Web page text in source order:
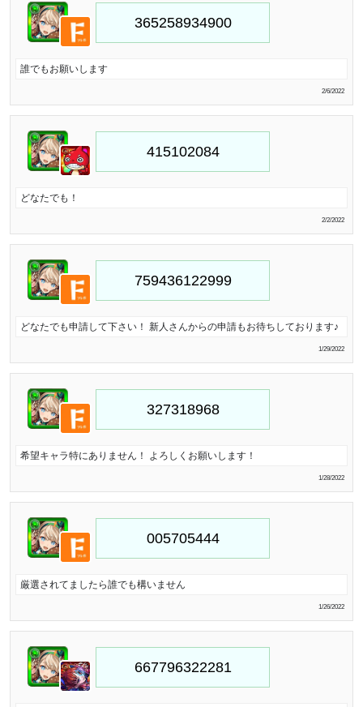
誰でもお願いします
2/6/2022
どなたでも！
2/2/2022
どなたでも申請して下さい！ 新人さんからの申請もお待ちしております♪
1/29/2022
希望キャラ特にありません！ よろしくお願いします！
1/28/2022
厳選されてましたら誰でも構いません
1/26/2022